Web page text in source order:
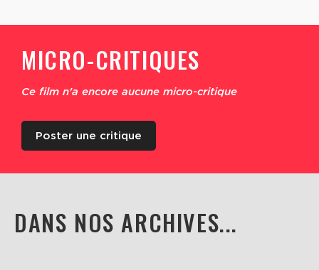
MICRO-CRITIQUES
Ce film n'a encore aucune micro-critique
Poster une critique
DANS NOS ARCHIVES...